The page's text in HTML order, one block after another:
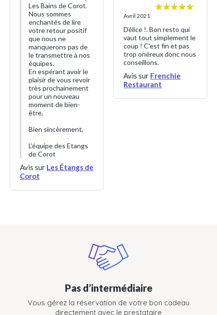
Les Bains de Corot.
Nous sommes
enchantés de lire
votre retour positif
que nous ne
manquerons pas de
le transmettre à nos
équipes.
En espérant avoir le
plaisir de vous revoir
très prochainement
pour un nouveau
moment de bien-
être,
Bien sincèrement,
L'équipe des Etangs
de Corot
Avis sur Les Étangs de
Corot
Avril 2021
Délice !. Bon resto qui
vaut tout simplement le
coup ! C'est fin et pas
trop onéreux donc nous
conseillons.
Avis sur Frenchie
Restaurant
Pas d’intermédiaire
Vous gérez la réservation de votre bon cadeau
directement avec le prestataire